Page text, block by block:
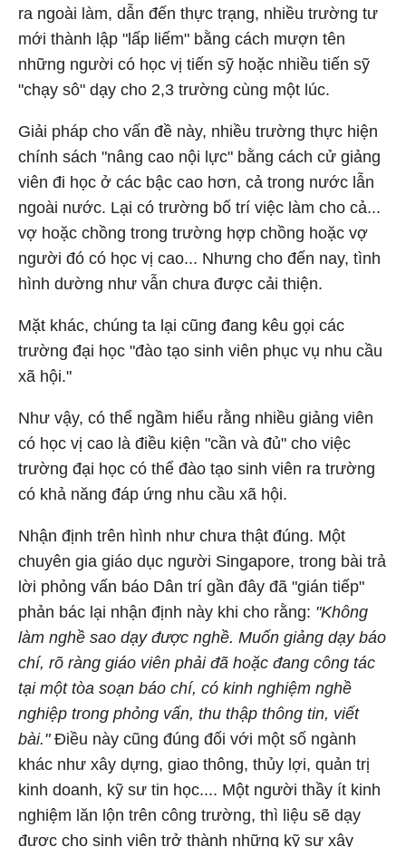
ra ngoài làm, dẫn đến thực trạng, nhiều trường tư
mới thành lập "lấp liếm" bằng cách mượn tên
những người có học vị tiến sỹ hoặc nhiều tiến sỹ
"chạy sô" dạy cho 2,3 trường cùng một lúc.
Giải pháp cho vấn đề này, nhiều trường thực hiện
chính sách "nâng cao nội lực" bằng cách cử giảng
viên đi học ở các bậc cao hơn, cả trong nước lẫn
ngoài nước. Lại có trường bố trí việc làm cho cả...
vợ hoặc chồng trong trường hợp chồng hoặc vợ
người đó có học vị cao... Nhưng cho đến nay, tình
hình dường như vẫn chưa được cải thiện.
Mặt khác, chúng ta lại cũng đang kêu gọi các
trường đại học "đào tạo sinh viên phục vụ nhu cầu
xã hội."
Như vậy, có thể ngầm hiểu rằng nhiều giảng viên
có học vị cao là điều kiện "cần và đủ" cho việc
trường đại học có thể đào tạo sinh viên ra trường
có khả năng đáp ứng nhu cầu xã hội.
Nhận định trên hình như chưa thật đúng. Một
chuyên gia giáo dục người Singapore, trong bài trả
lời phỏng vấn báo Dân trí gần đây đã "gián tiếp"
phản bác lại nhận định này khi cho rằng: "Không
làm nghề sao dạy được nghề. Muốn giảng dạy báo
chí, rõ ràng giáo viên phải đã hoặc đang công tác
tại một tòa soạn báo chí, có kinh nghiệm nghề
nghiệp trong phỏng vấn, thu thập thông tin, viết
bài."Điều này cũng đúng đối với một số ngành
khác như xây dựng, giao thông, thủy lợi, quản trị
kinh doanh, kỹ sư tin học.... Một người thầy ít kinh
nghiệm lăn lộn trên công trường, thì liệu sẽ dạy
được cho sinh viên trở thành những kỹ sư xây